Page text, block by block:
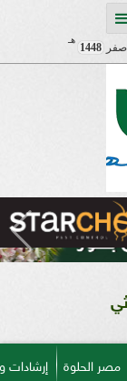
صفر 1448
هـ
مصر الحلوة